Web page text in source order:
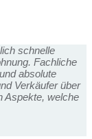
schnelle
Fachliche
absolute
Verkäufer über
Aspekte, welche